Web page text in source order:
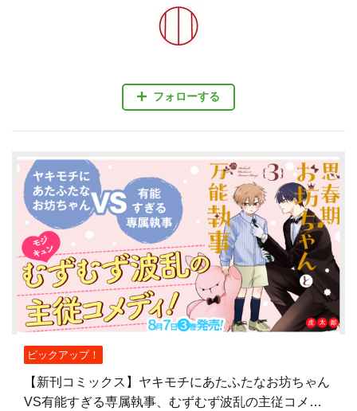
フォローする
ピックアップ！
【新刊コミックス】ヤキモチにあたふたなお坊ちゃん
VS有能すぎる専属執事、むずむず波乱の主従コメデ